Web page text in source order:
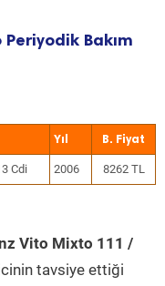
Bakım
Yıl
Cdi 2006 8262 TL
Vito Mixto 111 /
tavsiye ettiği